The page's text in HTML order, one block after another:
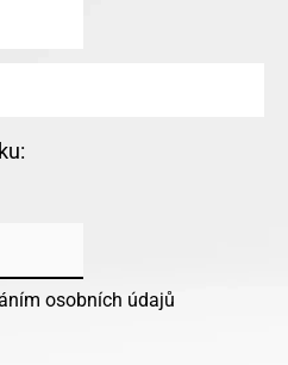
osobních údajů